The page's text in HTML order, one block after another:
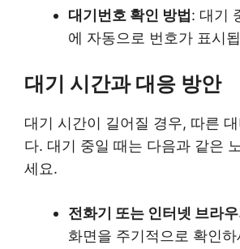
대기번호 확인 방법 : 대기
에 자동으로 번호가 표시
대기 시간과 대응 방안
대기 시간이 길어질 경우, 따른
다. 대기 중일 때는 다음과 같은
세요.
전화기 또는 인터넷 브라
화면을 주기적으로 확인